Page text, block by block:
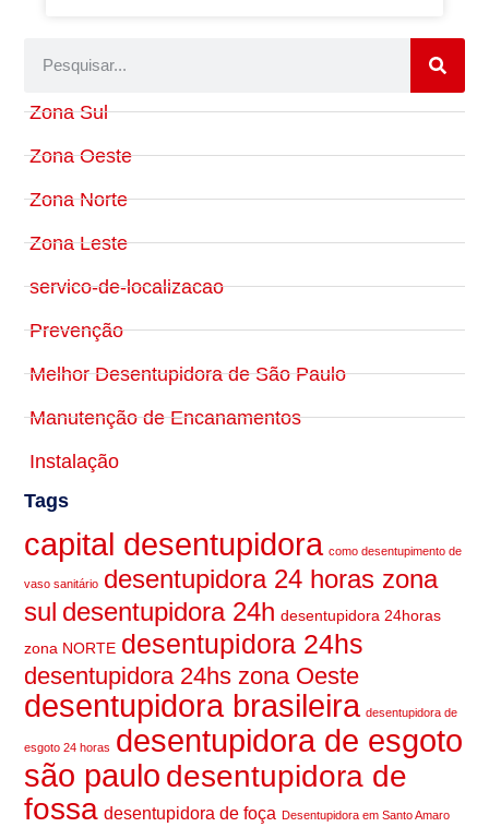
Zona Sul
Zona Oeste
Zona Norte
Zona Leste
servico-de-localizacao
Prevenção
Melhor Desentupidora de São Paulo
Manutenção de Encanamentos
Instalação
Tags
capital desentupidora como desentupimento de
vaso sanitário desentupidora 24 horas zona
sul desentupidora 24h desentupidora 24horas
zona NORTE desentupidora 24hs
desentupidora 24hs zona Oeste
desentupidora brasileira desentupidora de
esgoto 24 horas desentupidora de esgoto
são paulo desentupidora de
fossa desentupidora de foça Desentupidora em Santo Amaro